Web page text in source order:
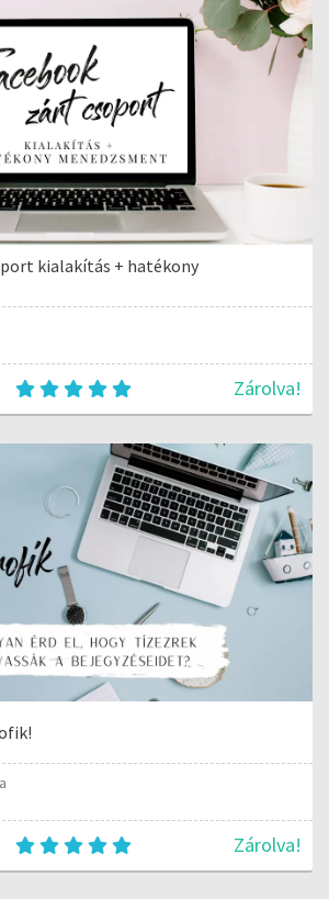
kialakítás + hatékony
Zárolva!
Zárolva!